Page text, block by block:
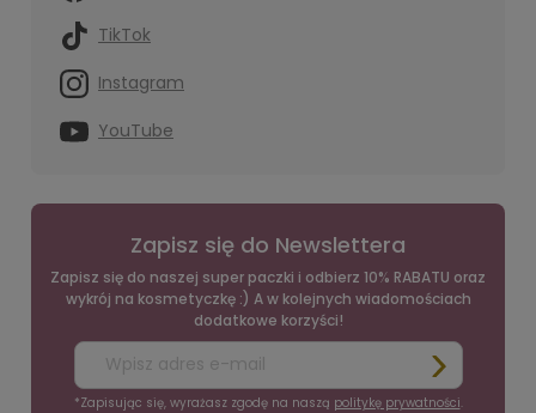
TikTok
Instagram
YouTube
Zapisz się do Newslettera
Zapisz się do naszej super paczki i odbierz 10% RABATU oraz
wykrój na kosmetyczkę :) A w kolejnych wiadomościach
dodatkowe korzyści!
*Zapisując się, wyrażasz zgodę na naszą politykę prywatności.